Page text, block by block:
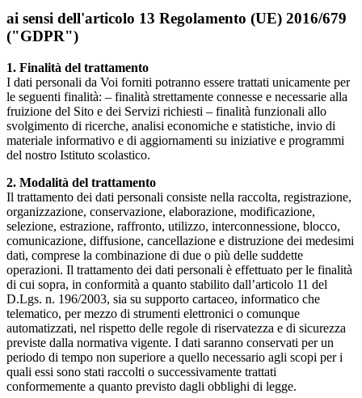
ai sensi dell'articolo 13 Regolamento (UE) 2016/679
("GDPR")
1. Finalità del trattamento
I dati personali da Voi forniti potranno essere trattati unicamente per
le seguenti finalità: – finalità strettamente connesse e necessarie alla
fruizione del Sito e dei Servizi richiesti – finalità funzionali allo
svolgimento di ricerche, analisi economiche e statistiche, invio di
materiale informativo e di aggiornamenti su iniziative e programmi
del nostro Istituto scolastico.
2. Modalità del trattamento
Il trattamento dei dati personali consiste nella raccolta, registrazione,
organizzazione, conservazione, elaborazione, modificazione,
selezione, estrazione, raffronto, utilizzo, interconnessione, blocco,
comunicazione, diffusione, cancellazione e distruzione dei medesimi
dati, comprese la combinazione di due o più delle suddette
operazioni. Il trattamento dei dati personali è effettuato per le finalità
di cui sopra, in conformità a quanto stabilito dall’articolo 11 del
D.Lgs. n. 196/2003, sia su supporto cartaceo, informatico che
telematico, per mezzo di strumenti elettronici o comunque
automatizzati, nel rispetto delle regole di riservatezza e di sicurezza
previste dalla normativa vigente. I dati saranno conservati per un
periodo di tempo non superiore a quello necessario agli scopi per i
quali essi sono stati raccolti o successivamente trattati
conformemente a quanto previsto dagli obblighi di legge.